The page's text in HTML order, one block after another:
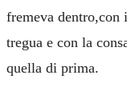
fremeva
tregua e con la
quella di prima.